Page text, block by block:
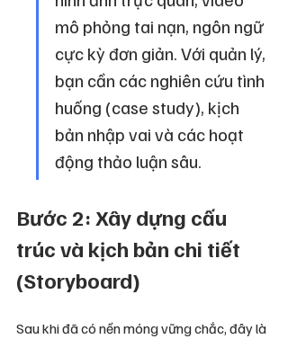
mô phỏng tai nạn, ngôn ngữ
cực kỳ đơn giản. Với quản lý,
bạn cần các nghiên cứu tình
huống (case study), kịch
bản nhập vai và các hoạt
động thảo luận sâu.
Bước 2: Xây dựng cấu
trúc và kịch bản chi tiết
(Storyboard)
Sau khi đã có nền móng vững chắc, đây là